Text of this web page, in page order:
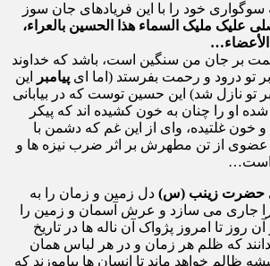
خود را با این فریادهای جان‌ سوز
علیک ملیک السماء هذا الحسین بالعراء،
غمت بر جان من سنگین است، باشد که خداوند
تو درود و رحمت بفرستد (اما ای پیامبر
این
نازل شد) این حسین توست که در بیابانی
او را چنان به خون کشیده‌ اند که پیکر
خون غلتیده، وای از این غم که دشمن با
عضوی از تن مطهرش بر اثر ضرب نیزه‌ ها و
است…
حضرت زینب (س) دل زمین و زمان را به
جاری می سازد و عرش آسمان و زمین را
روز تا امروز پژواک آن ناله‌ ها در تاریخ
که ظلم هر زمان و در هر لباس همان
ظالم خواهد ماند تا انسان‌ ها بیاموزند که